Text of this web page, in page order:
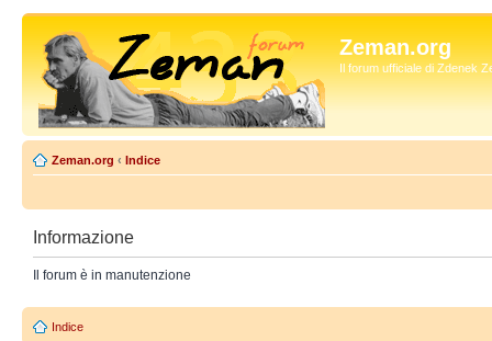
Zeman.org
Il forum ufficiale di Zdenek
Zeman.org ‹ Indice
Informazione
Il forum è in manutenzione
Indice